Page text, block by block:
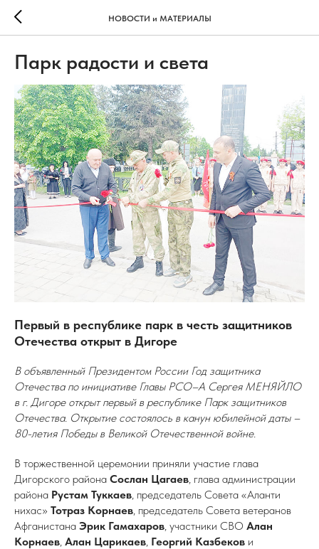
НОВОСТИ и МАТЕРИАЛЫ
Парк радости и света
Первый в республике парк в честь защитников
Отечества открыт в Дигоре
В объявленный Президентом России Год защитника
Отечества по инициативе Главы РСО–А Сергея МЕНЯЙЛО
в г. Дигоре открыт первый в республике Парк защитников
Отечества. Открытие состоялось в канун юбилейной даты –
80-летия Победы в Великой Отечественной войне.
В торжественной церемонии приняли участие глава
Дигорского района Сослан Цагаев, глава администрации
района Рустам Туккаев, председатель Совета «Аланти
нихас» Тотраз Корнаев, председатель Совета ветеранов
Афганистана Эрик Гамахаров, участники СВО Алан
Корнаев, Алан Царикаев, Георгий Казбеков и